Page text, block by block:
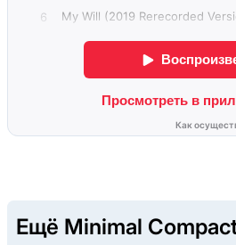
Ещё Minimal